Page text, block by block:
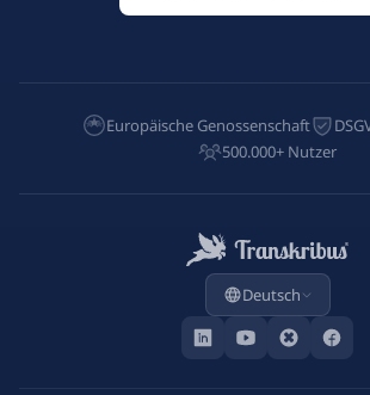
Europäische Genossenschaft
500.000+ Nutzer
Deutsch